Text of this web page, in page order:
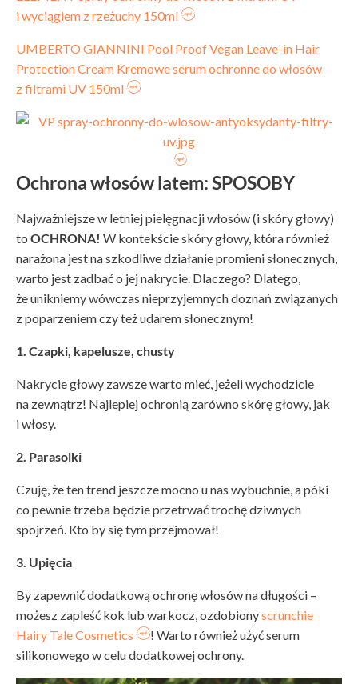
i wyciągiem z rzeżuchy 150ml
UMBERTO GIANNINI Pool Proof Vegan Leave-in Hair
Protection Cream Kremowe serum ochronne do włosów
z filtrami UV 150ml
Ochrona włosów latem: SPOSOBY
Najważniejsze w letniej pielęgnacji włosów (i skóry głowy)
to OCHRONA! W kontekście skóry głowy, która również
narażona jest na szkodliwe działanie promieni słonecznych,
warto jest zadbać o jej nakrycie. Dlaczego? Dlatego,
że unikniemy wówczas nieprzyjemnych doznań związanych
z poparzeniem czy też udarem słonecznym!
1. Czapki, kapelusze, chusty
Nakrycie głowy zawsze warto mieć, jeżeli wychodzicie
na zewnątrz! Najlepiej ochronią zarówno skórę głowy, jak
i włosy.
2. Parasolki
Czuję, że ten trend jeszcze mocno u nas wybuchnie, a póki
co pewnie trzeba będzie przetrwać trochę dziwnych
spojrzeń. Kto by się tym przejmował!
3. Upięcia
By zapewnić dodatkową ochronę włosów na długości –
możesz zapleść kok lub warkocz, ozdobionyscrunchie
Hairy Tale Cosmetics
! Warto również użyć serum
silikonowego w celu dodatkowej ochrony.